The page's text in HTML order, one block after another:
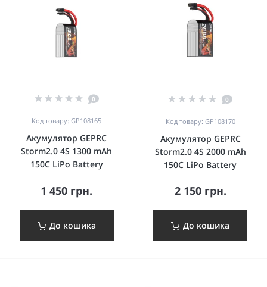
0
Код товару: GP108165
Акумулятор GEPRC
Storm2.0 4S 1300 mAh
150C LiPo Battery
1 450 грн.
До кошика
0
Код товару: GP108170
Акумулятор GEPRC
Storm2.0 4S 2000 mAh
150C LiPo Battery
2 150 грн.
До кошика